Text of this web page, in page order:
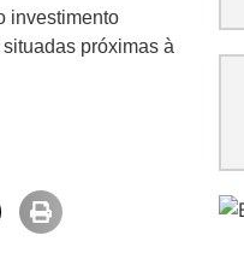
investimento
próximas à